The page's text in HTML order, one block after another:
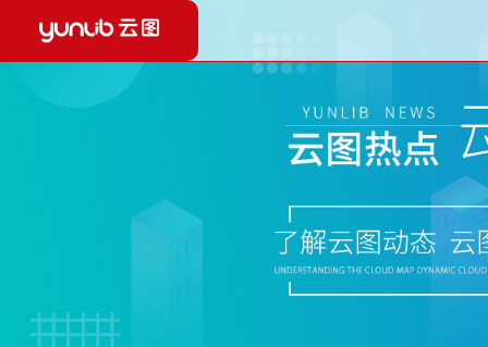
RFID智能设备
智能微图 V1.0
YUNLIB自助图书杀菌机
YUNLIB智能人脸门禁
云图云
云图有
云图大